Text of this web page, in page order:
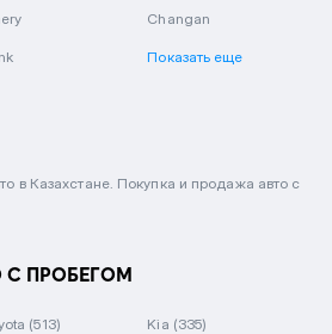
Changan
Показать еще
в Казахстане. Покупка и продажа авто с
С ПРОБЕГОМ
(513) Kia (335)